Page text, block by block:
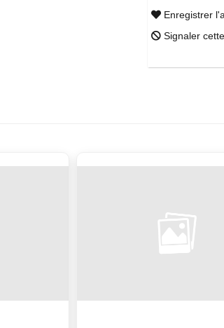
Enregistrer
Signaler